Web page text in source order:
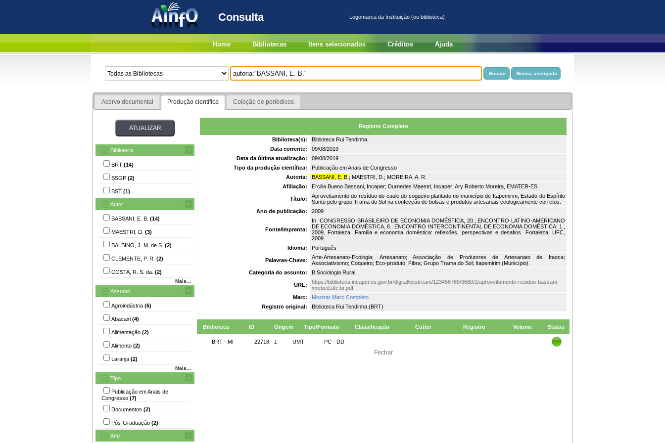
Consulta Logomarca da Instituição (ou biblioteca)
Home Bibliotecas Itens selecionados Créditos Ajuda
Acervo documental Produção científica Coleção de periódicos
Biblioteca
BRT (14)
BSGP (2)
BST (1)
Autor
BASSANI, E. B. (14)
MAESTRI, D. (3)
BALBINO, J. M. de S. (2)
CLEMENTE, P. R. (2)
COSTA, R. S. da. (2)
Mais...
Assunto
Agroindústria (6)
Abacaxi (4)
Alimentação (2)
Alimento (2)
Laranja (2)
Mais...
Tipo
Publicação em Anais de
Congresso (7)
Documentos (2)
Pós-Graduação (2)
Ano
Registro Completo
Biblioteca(s):
Biblioteca Rui Tendinha.
Data corrente:
09/08/2019
Data da última atualização:
09/08/2019
Tipo da produção científica:
Publicação em Anais de Congresso
Autoria:
BASSANI, E. B .; MAESTRI, D.; MOREIRA, A. R.
Afiliação:
Ercilia Bueno Bassani, Incaper; Durnedes Maestri, Incaper; Ary Roberto Moreira, EMATER-ES.
Título:
Aproveitamento do resíduo do caule do coqueiro plantado no município de Itapemirim, Estado do Espírito
Santo pelo grupo Trama do Sol na confecção de bolsas e produtos artesanais ecologicamente corretos.
Ano de publicação:
2009
Fonte/Imprenta:
In: CONGRESSO BRASILEIRO DE ECONOMIA DOMÉSTICA, 20.; ENCONTRO LATINO-AMERICANO
DE ECONOMIA DOMÉSTICA, 8.; ENCONTRO INTERCONTINENTAL DE ECONOMIA DOMÉSTICA, 1.,
2009, Fortaleza. Família e economia doméstica: reflexões, perspectivas e desafios. Fortaleza: UFC,
2009.
Idioma:
Português
Palavras-Chave:
Arte-Artesanato-Ecologia; Artesanato; Associação de Produtores de Artesanato de Itaoca;
Associativismo; Coqueiro; Eco-produto; Fibra; Grupo Trama do Sol; Itapemirim (Município).
Categoria do assunto:
B Sociologia Rural
URL:
https://biblioteca.incaper.es.gov.br/digital/bitstream/123456789/3680/1/aproveitamento-residuo-bassani-
xxcbed.ufc.br.pdf
Marc:
Mostrar Marc Completo
Registro original:
Biblioteca Rui Tendinha (BRT)
Biblioteca ID Origem Tipo/Formato Classificação Cutter Registro Volume Status
BRT - MI 22718 - 1 UMT PC - DD
Fechar